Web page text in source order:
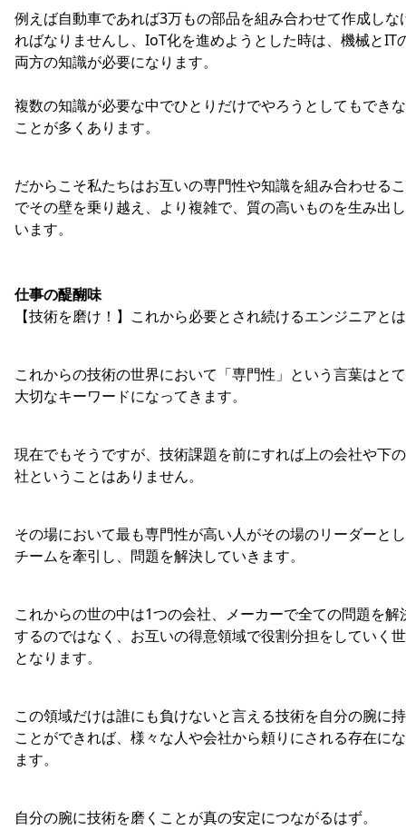
例えば自動車であれば3万もの部品を組み合わせて作成しな
ればなりませんし、IoT化を進めようとした時は、機械とIT
両方の知識が必要になります。
複数の知識が必要な中でひとりだけでやろうとしてもでき
ことが多くあります。
だからこそ私たちはお互いの専門性や知識を組み合わせる
でその壁を乗り越え、より複雑で、質の高いものを生み出
います。
仕事の醍醐味
【技術を磨け！】これから必要とされ続けるエンジニアと
これからの技術の世界において「専門性」という言葉はと
大切なキーワードになってきます。
現在でもそうですが、技術課題を前にすれば上の会社や下
社ということはありません。
その場において最も専門性が高い人がその場のリーダーと
チームを牽引し、問題を解決していきます。
これからの世の中は1つの会社、メーカーで全ての問題を解
するのではなく、お互いの得意領域で役割分担をしていく
となります。
この領域だけは誰にも負けないと言える技術を自分の腕に
ことができれば、様々な人や会社から頼りにされる存在に
ます。
自分の腕に技術を磨くことが真の安定につながるはず。